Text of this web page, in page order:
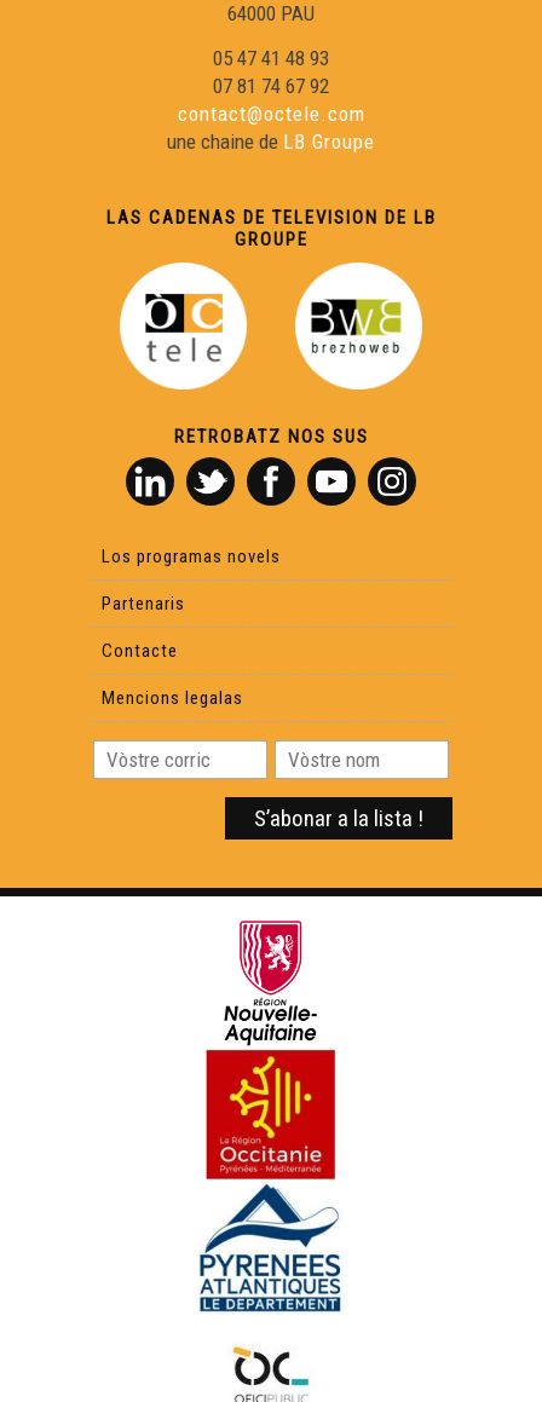
64000 PAU
05 47 41 48 93
07 81 74 67 92
contact@octele.com
une chaine de LB Groupe
LAS CADENAS DE TELEVISION DE LB
GROUPE
RETROBATZ NOS SUS
Los programas novels
Partenaris
Contacte
Mencions legalas